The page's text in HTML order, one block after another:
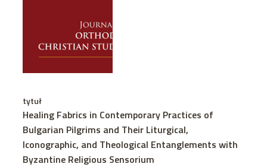
tytuł
Healing Fabrics in Contemporary Practices of
Bulgarian Pilgrims and Their Liturgical,
Iconographic, and Theological Entanglements with
Byzantine Religious Sensorium